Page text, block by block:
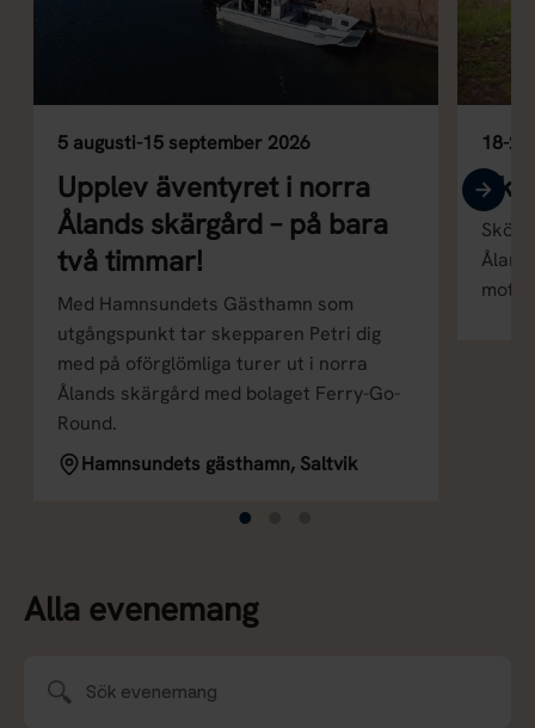
5 augusti-15 september 2026
Upplev äventyret i norra
Ålands skärgård – på bara
två timmar!
Med Hamnsundets Gästhamn som
utgångspunkt tar skepparen Petri dig
med på oförglömliga turer ut i norra
Ålands skärgård med bolaget Ferry-Go-
Round.
Hamnsundets gästhamn, Saltvik
18-
Alla evenemang